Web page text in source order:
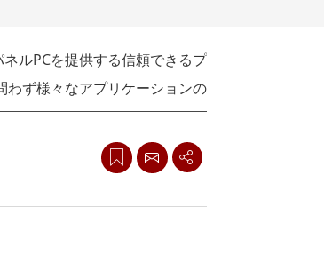
ルPCを提供する信頼できるプ
わず様々なアプリケーションの
たソリューションを提供しま
環境での使用に最適です。